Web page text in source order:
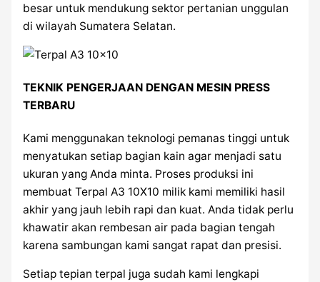
besar untuk mendukung sektor pertanian unggulan
di wilayah Sumatera Selatan.
TEKNIK PENGERJAAN DENGAN MESIN PRESS
TERBARU
Kami menggunakan teknologi pemanas tinggi untuk
menyatukan setiap bagian kain agar menjadi satu
ukuran yang Anda minta. Proses produksi ini
membuat Terpal A3 10X10 milik kami memiliki hasil
akhir yang jauh lebih rapi dan kuat. Anda tidak perlu
khawatir akan rembesan air pada bagian tengah
karena sambungan kami sangat rapat dan presisi.
Setiap tepian terpal juga sudah kami lengkapi